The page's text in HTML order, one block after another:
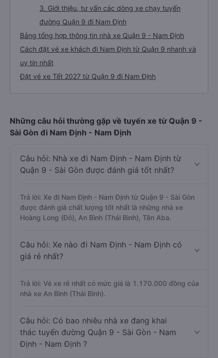
3. Giới thiệu, tư vấn các dòng xe chạy tuyến
đường Quận 9 đi Nam Định
Bảng tổng hợp thông tin nhà xe Quận 9 - Nam Định
Cách đặt vé xe khách đi Nam Định từ Quận 9 nhanh và
uy tín nhất
Đặt vé xe Tết 2027 từ Quận 9 đi Nam Định
Những câu hỏi thường gặp về tuyến xe từ Quận 9 -
Sài Gòn đi Nam Định - Nam Định
Câu hỏi: Nhà xe đi Nam Định - Nam Định từ
Quận 9 - Sài Gòn được đánh giá tốt nhất?
Trả lời: Xe đi Nam Định - Nam Định từ Quận 9 - Sài Gòn
được đánh giá chất lượng tốt nhất là những nhà xe
Hoàng Long (Đỏ), An Bình (Thái Bình), Tân Aba.
Câu hỏi: Xe nào đi Nam Định - Nam Định có
giá rẻ nhất?
Trả lời: Vé xe rẻ nhất có mức giá là 1.170.000 đồng của
nhà xe An Bình (Thái Bình).
Câu hỏi: Có bao nhiêu nhà xe đang khai
thác tuyến đường Quận 9 - Sài Gòn - Nam
Định - Nam Định ?